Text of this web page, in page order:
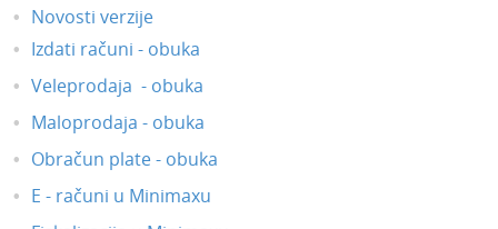
Februar 2021
Januar 2021
Novosti 2020
Novosti 2019
Korisnici i njihova prava
API - programska aplikacija
Novosti verzije
Izdati računi - obuka
Veleprodaja - obuka
Maloprodaja - obuka
Obračun plate - obuka
E - računi u Minimaxu